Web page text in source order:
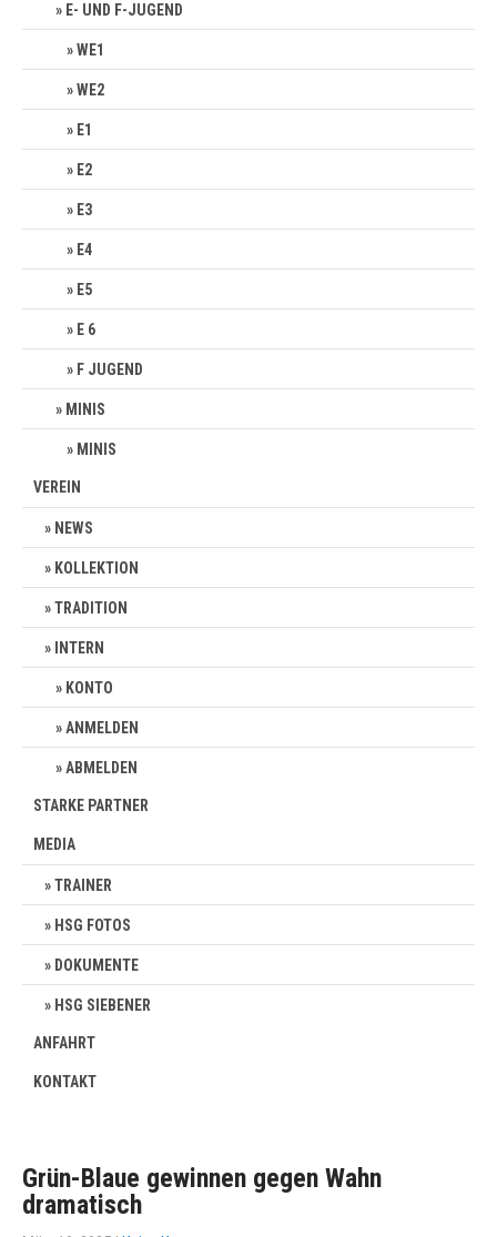
E- UND F-JUGEND
WE1
WE2
E1
E2
E3
E4
E5
E 6
F JUGEND
MINIS
MINIS
VEREIN
NEWS
KOLLEKTION
TRADITION
INTERN
KONTO
ANMELDEN
ABMELDEN
STARKE PARTNER
MEDIA
TRAINER
HSG FOTOS
DOKUMENTE
HSG SIEBENER
ANFAHRT
KONTAKT
Grün-Blaue gewinnen gegen Wahn
dramatisch